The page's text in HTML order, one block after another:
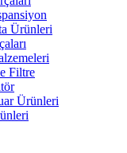
Ürünleri
Filtre
Ürünleri